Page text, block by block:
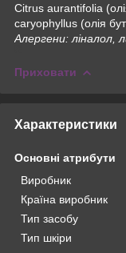
Citrus aurantifolia
caryophyllus (олія
Алергени: ліналол,
Приховати
Характеристики
Основні атрибути
Виробник
Країна виробник
Тип засобу
Тип шкіри